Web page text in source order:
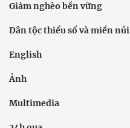
Giảm nghèo bền vững
Dân tộc thiểu số và miền núi
English
Ảnh
Multimedia